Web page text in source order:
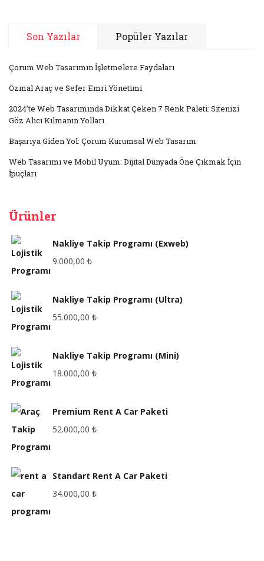
Son Yazılar Popüler Yazılar
Çorum Web Tasarımın İşletmelere Faydaları
Özmal Araç ve Sefer Emri Yönetimi
2024’te Web Tasarımında Dikkat Çeken 7 Renk Paleti: Sitenizi
Göz Alıcı Kılmanın Yolları
Başarıya Giden Yol: Çorum Kurumsal Web Tasarım
Web Tasarımı ve Mobil Uyum: Dijital Dünyada Öne Çıkmak İçin
İpuçları
Ürünler
Nakliye Takip Programı (Exweb)
9.000,00 ₺
Nakliye Takip Programı (Ultra)
55.000,00 ₺
Nakliye Takip Programı (Mini)
18.000,00 ₺
Premium Rent A Car Paketi
52.000,00 ₺
Standart Rent A Car Paketi
34.000,00 ₺